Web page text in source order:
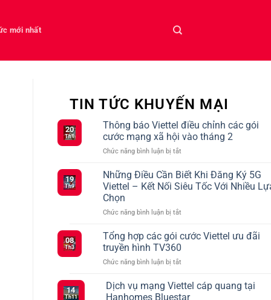
mới nhất
TIN TỨC KHUYẾN MẠI
20
Th1
Thông báo Viettel điều chỉnh các gói
cước mạng xã hội vào tháng 2
Chức năng bình luận bị tắtở
báo
Viettel
điều
các
cước
mạng
hội
tháng
2
19
Th9
Những Điều Cần Biết Khi Đăng Ký 5G
Viettel – Kết Nối Siêu Tốc Với Nhiều
Chọn
Chức năng bình luận bị tắtở
Điều
Cần
Biết
Khi
Ký
5G
08
Th3
Tổng hợp các gói cước Viettel ưu đãi
truyền hình TV360
Chức năng bình luận bị tắtở
hợp
14
Th11
Dịch vụ mạng Viettel cáp quang tại
Hanhomes Bluestar